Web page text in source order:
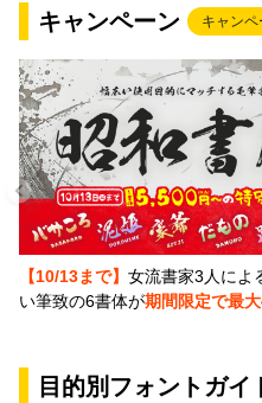
キャンペーン キャン
【10/13まで】 女流書家3人によ
い筆致の6書体が期間限定で最
目的別フォントガイ